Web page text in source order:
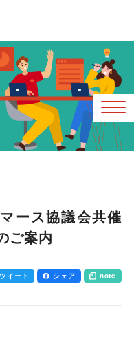
ース協議会共催
ご案内
ツイート シェア note